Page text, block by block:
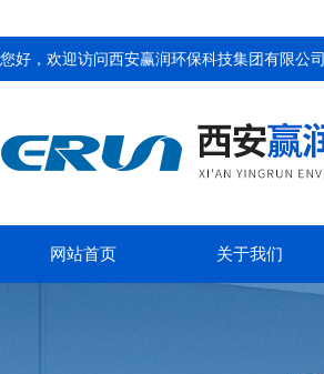
您好，欢迎访问西安赢润环保科技集团有限公司
网站首页 关于我们